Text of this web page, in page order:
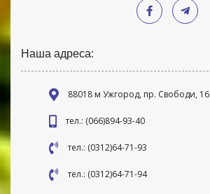
Наша адреса:
88018 м Ужгород, пр. Свободи, 16
тел.: (066)894-93-40
тел.: (0312)64-71-93
тел.: (0312)64-71-94